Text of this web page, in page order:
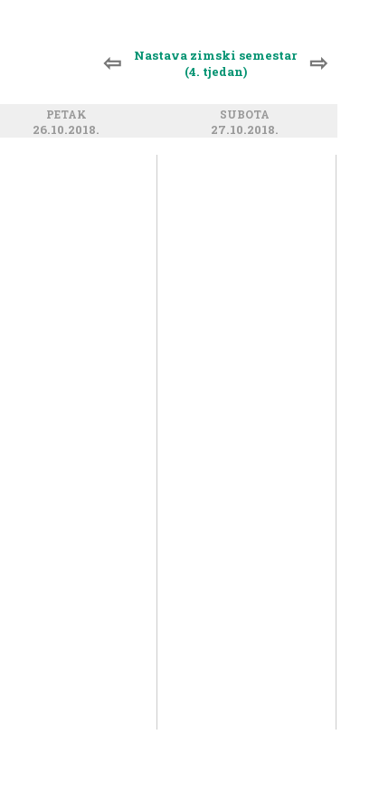
⇦
Nastava zimski semestar
(4. tjedan)
⇨
PETAK
26.10.2018.
SUBOTA
27.10.2018.